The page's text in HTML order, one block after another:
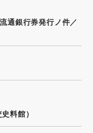
通銀行券発行ノ件／
料館）